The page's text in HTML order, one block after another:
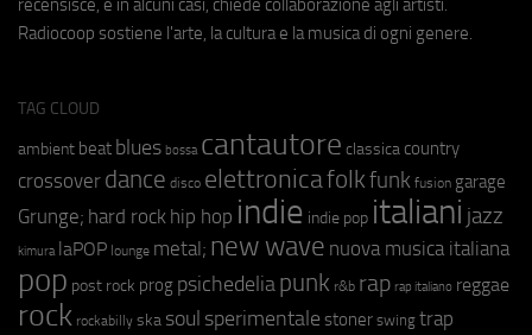
recensisce, e in alcuni casi, chiede collaborazione agli artisti.
Radiocoop sostiene l'arte, la cultura e la musica di ogni genere.
TAG CLOUD
ambient beat blues bossa cantautore classica country
crossover dance disco elettronicafolkfunk fusion garage
Grunge; hard rock hip hop indie indie pop italiani jazz
kimura laPOP lounge metal; new wave nuova musica italiana
pop post rock prog psichedeliapunk r&b rap rap italiano reggae
rock rockabilly ska soul sperimentale stoner swing trap